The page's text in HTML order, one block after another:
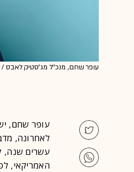
עופר שחם, מנכ''ל מג'סטיק לאבס /
עופר שחם,
עשרים שנה,
האמריקאי,